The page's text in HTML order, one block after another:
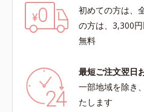
初めての方は、
の方は、3,300
無料
最短ご注文翌日
一部地域を除き
たします